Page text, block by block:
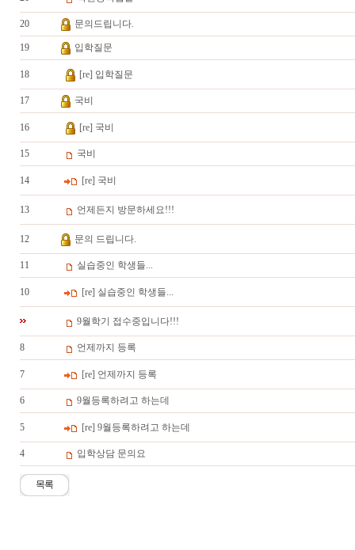
20 문의드립니다.
19 입학질문
18 [re] 입학질문
17 국비
16 [re] 국비
15 국비
14 [re] 국비
13 언제든지 방문하세요!!!
12 문의 드립니다.
11 실습중인 학생들...
10 [re] 실습중인 학생들...
9월학기 접수중입니다!!!
8 언제까지 등록
7 [re] 언제까지 등록
6 9월등록하려고 하는데
5 [re] 9월등록하려고 하는데
4 입학상담 문의요
목록